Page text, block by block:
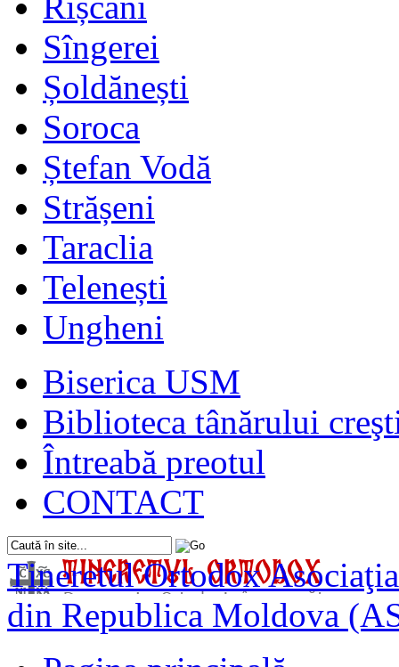
Sîngerei
Șoldănești
Soroca
Ștefan Vodă
Strășeni
Taraclia
Telenești
Ungheni
Biserica USM
Biblioteca tânărului
Întreabă preotul
CONTACT
Tineretul Ortodox
din Republica Moldova